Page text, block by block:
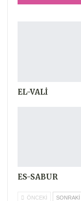
EL-VALİ
ES-SABUR
ÖNCEKI SONRAKI